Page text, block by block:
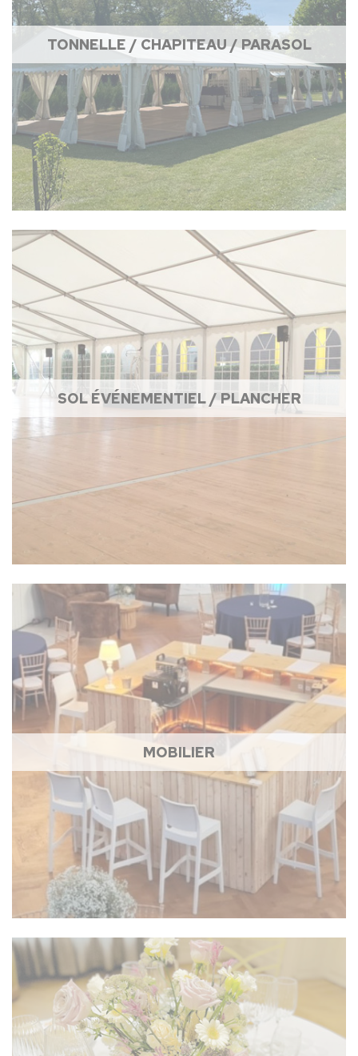
TONNELLE / CHAPITEAU / PARASOL
SOL ÉVÉNEMENTIEL / PLANCHER
MOBILIER